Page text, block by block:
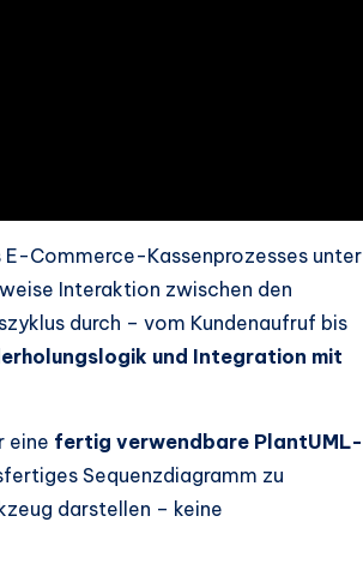
E-Commerce-Kassenprozesses unter
Interaktion zwischen den
durch – vom Kundenaufruf bis
und Integration mit
eine fertig verwendbare PlantUML-
Sequenzdiagramm zu
darstellen – keine